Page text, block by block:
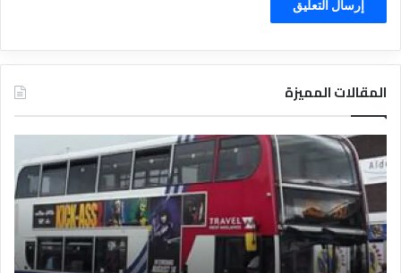
المقالات المميزة
ل
ي
ل
ا
ل
ف